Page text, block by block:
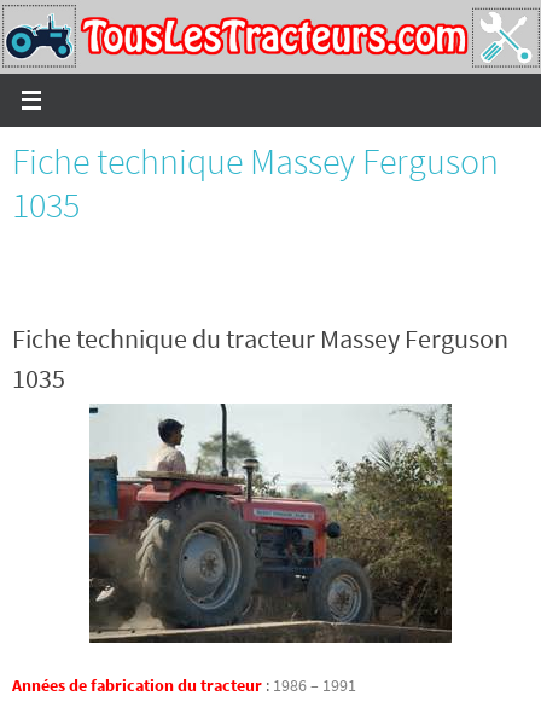
Passer
vers
le
contenu
Fiche technique Massey Ferguson
1035
Fiche technique du tracteur Massey Ferguson
1035
Années de fabrication du tracteur : 1986 – 1991